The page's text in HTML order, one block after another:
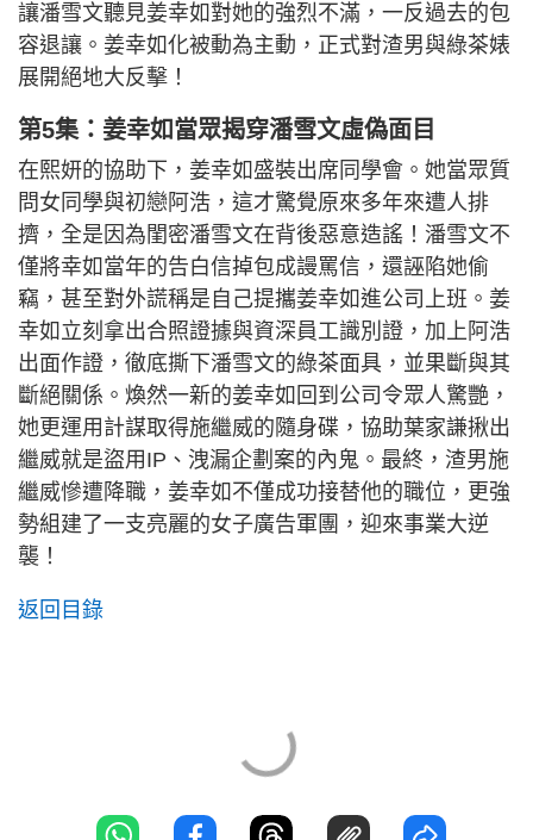
讓潘雪文聽見姜幸如對她的強烈不滿，一反過去的包
容退讓。姜幸如化被動為主動，正式對渣男與綠茶婊
展開絕地大反擊！
第5集：姜幸如當眾揭穿潘雪文虛偽面目
在熙妍的協助下，姜幸如盛裝出席同學會。她當眾質
問女同學與初戀阿浩，這才驚覺原來多年來遭人排
擠，全是因為閨密潘雪文在背後惡意造謠！潘雪文不
僅將幸如當年的告白信掉包成謾罵信，還誣陷她偷
竊，甚至對外謊稱是自己提攜姜幸如進公司上班。姜
幸如立刻拿出合照證據與資深員工識別證，加上阿浩
出面作證，徹底撕下潘雪文的綠茶面具，並果斷與其
斷絕關係。煥然一新的姜幸如回到公司令眾人驚艷，
她更運用計謀取得施繼威的隨身碟，協助葉家謙揪出
繼威就是盜用IP、洩漏企劃案的內鬼。最終，渣男施
繼威慘遭降職，姜幸如不僅成功接替他的職位，更強
勢組建了一支亮麗的女子廣告軍團，迎來事業大逆
襲！
返回目錄